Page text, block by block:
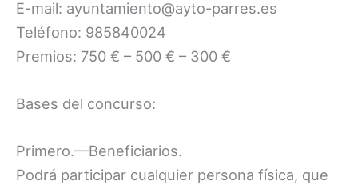
E-mail: ayuntamiento@ayto-parres.es
Teléfono: 985840024
Premios: 750 € – 500 € – 300 €
Bases del concurso:
Primero.—Beneficiarios.
Podrá participar cualquier persona física, que